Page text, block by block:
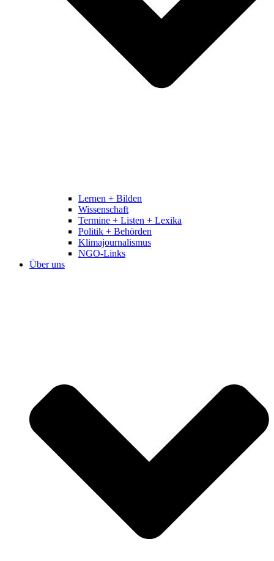
Lernen + Bilden
Wissenschaft
Termine + Listen + Lexika
Politik + Behörden
Klimajournalismus
NGO-Links
Über uns